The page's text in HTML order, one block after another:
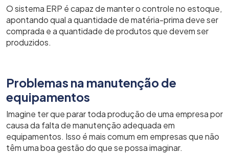
O sistema ERP é capaz de manter o controle no estoque,
apontando qual a quantidade de matéria-prima deve ser
comprada e a quantidade de produtos que devem ser
produzidos.
Problemas na manutenção de
equipamentos
Imagine ter que parar toda produção de uma empresa por
causa da falta de manutenção adequada em
equipamentos. Isso é mais comum em empresas que não
têm uma boa gestão do que se possa imaginar.